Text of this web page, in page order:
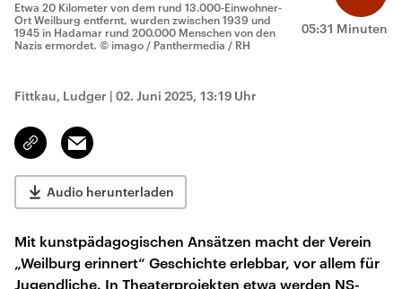
05:31 Minuten
Etwa 20 Kilometer von dem rund 13.000-Einwohner-
Ort Weilburg entfernt, wurden zwischen 1939 und
1945 in Hadamar rund 200.000 Menschen von den
Nazis ermordet. © imago / Panthermedia / RH
Fittkau, Ludger | 02. Juni 2025, 13:19 Uhr
Link
kopieren/teilen
Email
Audio herunterladen
Mit kunstpädagogischen Ansätzen macht der Verein
„Weilburg erinnert“ Geschichte erlebbar, vor allem für
Jugendliche. In Theaterprojekten etwa werden NS-